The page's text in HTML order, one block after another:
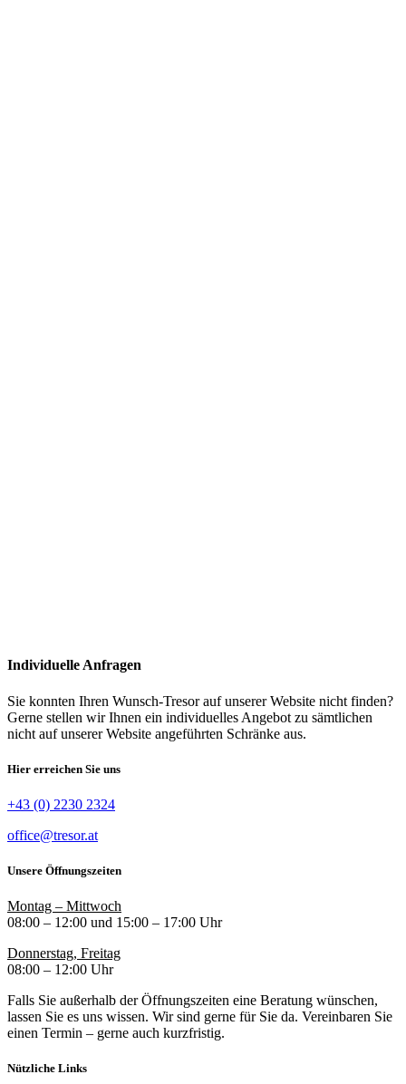
Individuelle Anfragen
Sie konnten Ihren Wunsch-Tresor auf unserer Website nicht finden?
Gerne stellen wir Ihnen ein individuelles Angebot zu sämtlichen
nicht auf unserer Website angeführten Schränke aus.
Hier erreichen Sie uns
+43 (0) 2230 2324
office@tresor.at
Unsere Öffnungszeiten
Montag – Mittwoch
08:00 – 12:00 und 15:00 – 17:00 Uhr
Donnerstag, Freitag
08:00 – 12:00 Uhr
Falls Sie außerhalb der Öffnungszeiten eine Beratung wünschen,
lassen Sie es uns wissen. Wir sind gerne für Sie da. Vereinbaren Sie
einen Termin – gerne auch kurzfristig.
Nützliche Links